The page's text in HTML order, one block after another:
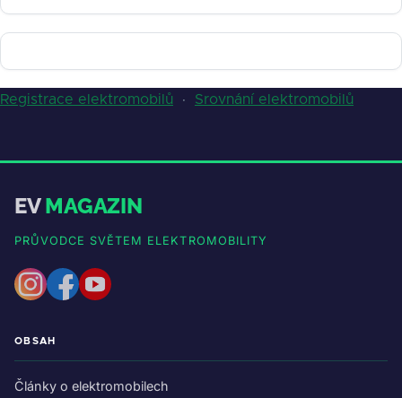
Registrace elektromobilů · Srovnání elektromobilů
EVMAGAZIN
PRŮVODCE SVĚTEM ELEKTROMOBILITY
OBSAH
Články o elektromobilech